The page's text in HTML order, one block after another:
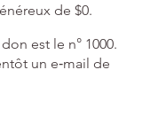
de $0.
est le n° 1000.
un e‑mail de